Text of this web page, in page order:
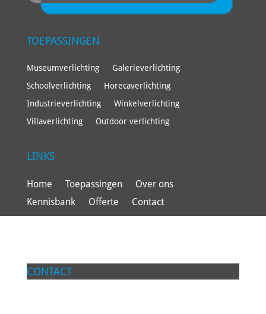
TOEPASSINGEN
Museumverlichting
Galerieverlichting
Schoolverlichting
Horecaverlichting
Industrieverlichting
Winkelverlichting
Villaverlichting
Outdoor verlichting
LINKS
Home Toepassingen
Over ons
Kennisbank
Offerte Contact
CONTACT